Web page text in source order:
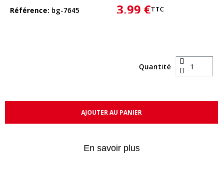
Référence bg-7645 3,99 €TTC
Quantité
AJOUTER AU PANIER
En savoir plus